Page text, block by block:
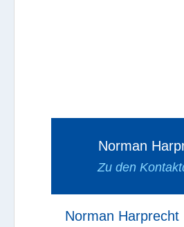
Norman
Zu den
Norman Harprecht